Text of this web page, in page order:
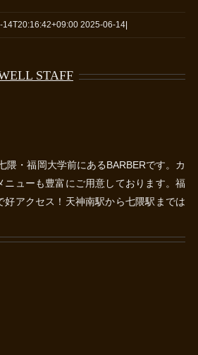
14T20:16:42+09:00 2025-06-14
STAFF
隈・福岡大学前にあるBARBERです。カ
ニューも豊富にご用意しております。福
好アクセス！天神南駅から七隈駅までは